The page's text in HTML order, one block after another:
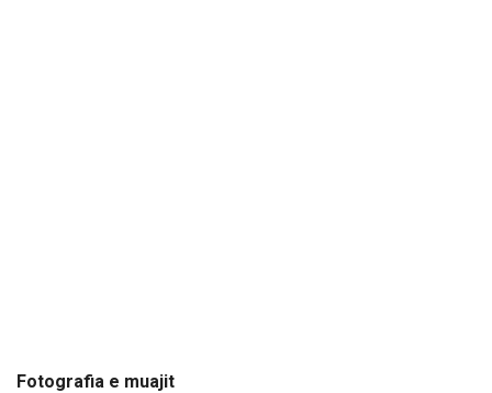
Fotografia e muajit